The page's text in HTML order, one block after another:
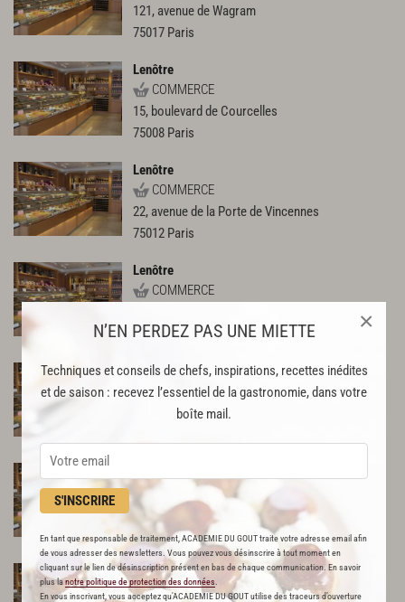
N’EN PERDEZ PAS UNE MIETTE
Techniques et conseils de chefs, inspirations, recettes inédites
et de saison : recevez l’essentiel de la gastronomie, dans votre
boîte mail.
S'INSCRIRE
En tant que responsable de traitement, ACADEMIE DU GOUT traite votre adresse email afin
de vous adresser des newsletters. Vous pouvez vous désinscrire à tout moment en
cliquant sur le lien de désinscription présent en bas de chaque communication. En savoir
plus lanotre politique de protection des données
En vous inscrivant, vous acceptez qu'ACADEMIE DU GOUT utilise des traceurs d’ouverture
×
121, avenue de Wagram
75017 Paris
Lenôtre
COMMERCE
15, boulevard de Courcelles
75008 Paris
Lenôtre
COMMERCE
22, avenue de la Porte de Vincennes
75012 Paris
Lenôtre
COMMERCE
75004Paris
Lenôtre
COMMERCE
91, avenue du Général Leclerc
COMMERCE
36, avenue de la Motte Picquet
75007Paris
Lenôtre
COMMERCE